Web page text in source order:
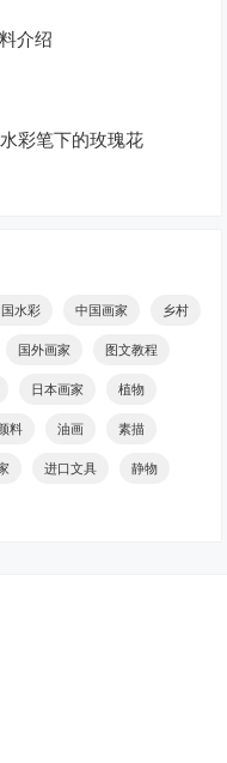
介绍
彩笔下的玫瑰花
水彩 中国画家 乡村
国外画家 图文教程
日本画家 植物
料 油画 素描
进口文具 静物